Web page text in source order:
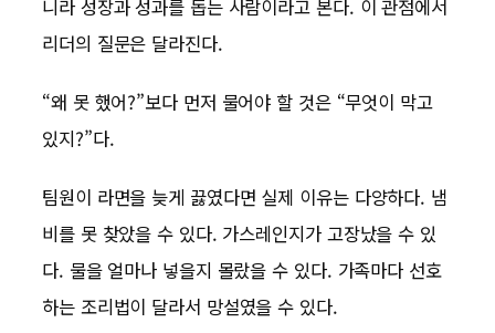
니라 성장과 성과를 돕는 사람이라고 본다. 이 관점에서
리더의 질문은 달라진다.
“왜 못 했어?”보다 먼저 물어야 할 것은 “무엇이 막고
있지?”다.
팀원이 라면을 늦게 끓였다면 실제 이유는 다양하다. 냄
비를 못 찾았을 수 있다. 가스레인지가 고장났을 수 있
다. 물을 얼마나 넣을지 몰랐을 수 있다. 가족마다 선호
하는 조리법이 달라서 망설였을 수 있다.